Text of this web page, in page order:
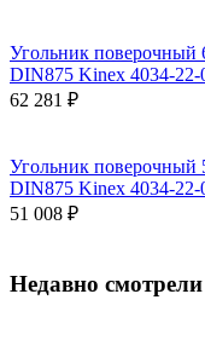
Угольник
DIN875 Kinex 4034-22-
62 281 ₽
Угольник
DIN875 Kinex 4034-22-
51 008 ₽
Недавно смотрели